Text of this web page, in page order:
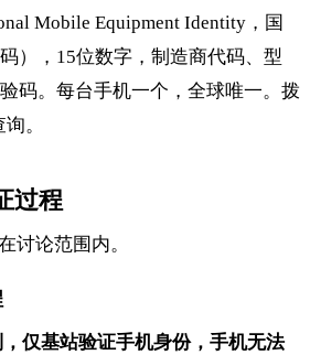
Mobile Equipment Identity，国
），15位数字，制造商代码、型
码。每台手机一个，全球唯一。拨
。
过程
讨论范围内。
仅基站验证手机身份，手机无法